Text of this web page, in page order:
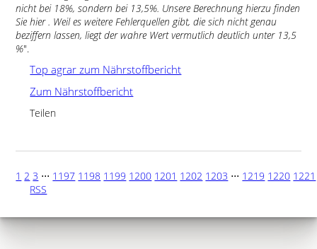
nicht bei 18%, sondern bei 13,5%. Unsere Berechnung hierzu finden
Sie hier . Weil es weitere Fehlerquellen gibt, die sich nicht genau
beziffern lassen, liegt der wahre Wert vermutlich deutlich unter 13,5
% .
Top agrar zum Nährstoffbericht
Zum Nährstoffbericht
Teilen
1 2 3 ⋅⋅⋅ 1197 1198 1199 1200 1201 1202 1203 ⋅⋅⋅ 1219 1220 1221
RSS